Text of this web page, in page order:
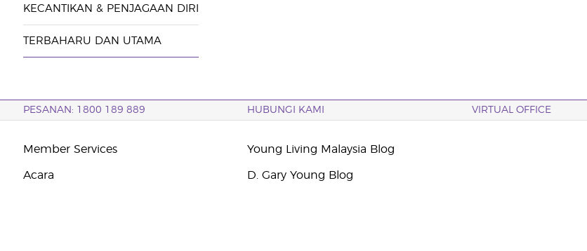
KECANTIKAN & PENJAGAAN DIRI
TERBAHARU DAN UTAMA
PESANAN: 1800 189 889 HUBUNGI KAMI VIRTUAL OFFICE
Member Services
Acara
Young Living Malaysia Blog
D. Gary Young Blog